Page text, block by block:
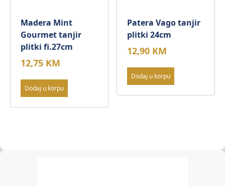
Madera Mint
Gourmet tanjir
plitki fi.27cm
12,75 KM
Dodaj u korpu
Patera Vago tanjir
plitki 24cm
12,90 KM
Dodaj u korpu